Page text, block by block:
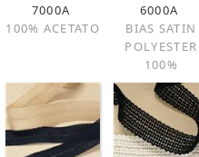
7000A
100% ACETATO
6000A
BIAS SATIN
POLYESTER
100%